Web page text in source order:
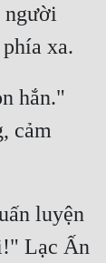
người
hắn."
cảm
luyện
Lạc Ấn